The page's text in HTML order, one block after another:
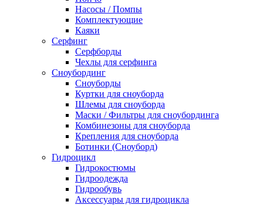
Насосы / Помпы
Комплектующие
Каяки
Серфинг
Серфборды
Чехлы для серфинга
Сноубординг
Сноуборды
Куртки для сноуборда
Шлемы для сноуборда
Маски / Фильтры для сноубординга
Комбинезоны для сноуборда
Крепления для сноуборда
Ботинки (Сноуборд)
Гидроцикл
Гидрокостюмы
Гидроодежда
Гидрообувь
Аксессуары для гидроцикла